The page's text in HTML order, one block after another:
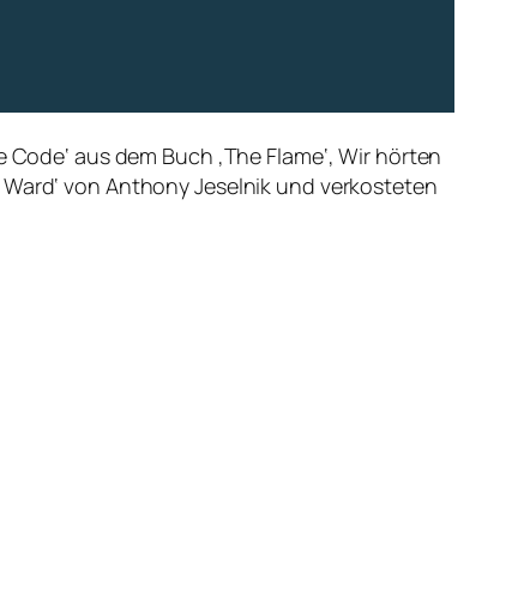
aus dem Buch ‚The Flame‘, Wir hörten
von Anthony Jeselnik und verkosteten